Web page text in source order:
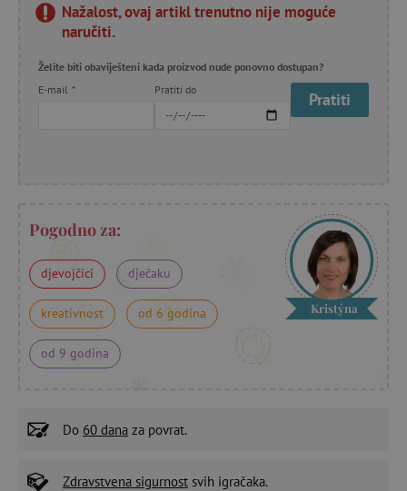
Nažalost, ovaj artikl trenutno nije moguće
naručiti.
Želite biti obaviješteni kada proizvod nude ponovno dostupan?
E-mail * Pratiti do Pratiti
Pogodno za:
djevojčici dječaku
kreativnost od 6 godina
od 9 godina
Kristýna
Do 60 dana za povrat.
Zdravstvena sigurnost svih igračaka.